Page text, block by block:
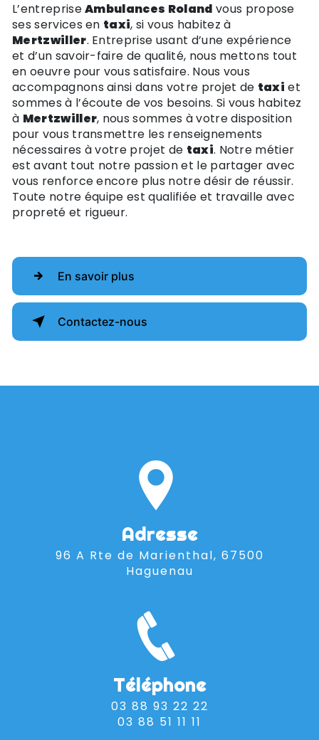
L’entrepriseAmbulances Roland vous propose
ses services en taxi, si vous habitez à
Mertzwiller. Entreprise usant d’une expérience
et d’un savoir-faire de qualité, nous mettons tout
en oeuvre pour vous satisfaire. Nous vous
accompagnons ainsi dans votre projet de taxi et
sommes à l’écoute de vos besoins. Si vous habitez
à Mertzwiller, nous sommes à votre disposition
pour vous transmettre les renseignements
nécessaires à votre projet de taxi. Notre métier
est avant tout notre passion et le partager avec
vous renforce encore plus notre désir de réussir.
Toute notre équipe est qualifiée et travaille avec
propreté et rigueur.
En savoir plus
Contactez-nous
Adresse
96 A Rte de Marienthal, 67500
Haguenau
Téléphone
03 88 93 22 22
03 88 51 11 11